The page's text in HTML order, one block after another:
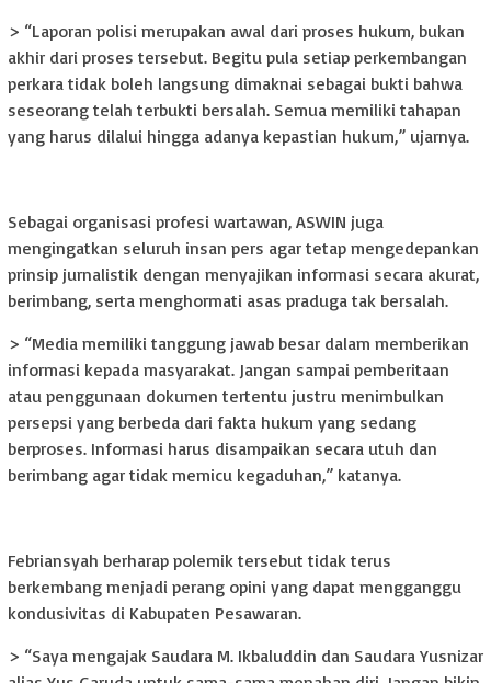
> “Laporan polisi merupakan awal dari proses hukum, bukan
akhir dari proses tersebut. Begitu pula setiap perkembangan
perkara tidak boleh langsung dimaknai sebagai bukti bahwa
seseorang telah terbukti bersalah. Semua memiliki tahapan
yang harus dilalui hingga adanya kepastian hukum,” ujarnya.
Sebagai organisasi profesi wartawan, ASWIN juga
mengingatkan seluruh insan pers agar tetap mengedepankan
prinsip jurnalistik dengan menyajikan informasi secara akurat,
berimbang, serta menghormati asas praduga tak bersalah.
> “Media memiliki tanggung jawab besar dalam memberikan
informasi kepada masyarakat. Jangan sampai pemberitaan
atau penggunaan dokumen tertentu justru menimbulkan
persepsi yang berbeda dari fakta hukum yang sedang
berproses. Informasi harus disampaikan secara utuh dan
berimbang agar tidak memicu kegaduhan,” katanya.
Febriansyah berharap polemik tersebut tidak terus
berkembang menjadi perang opini yang dapat mengganggu
kondusivitas di Kabupaten Pesawaran.
> “Saya mengajak Saudara M. Ikbaluddin dan Saudara Yusnizar